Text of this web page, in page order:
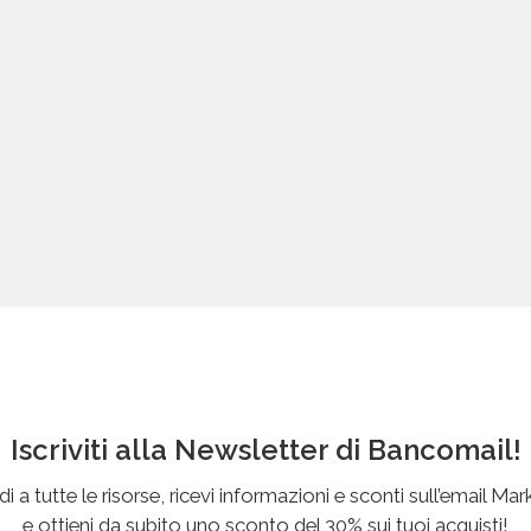
Iscriviti alla Newsletter di Bancomail!
a tutte le risorse, ricevi informazioni e sconti sull’email
e ottieni da subito uno sconto del 30% sui tuoi acquisti!